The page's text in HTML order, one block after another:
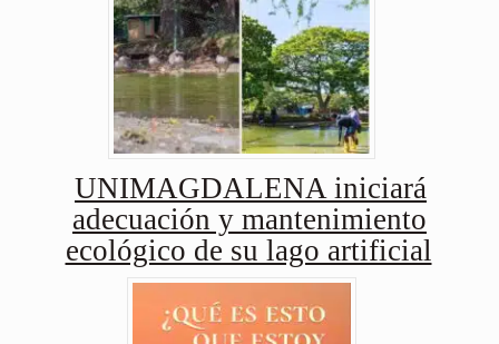
UNIMAGDALENA iniciará
adecuación y mantenimiento
ecológico de su lago artificial